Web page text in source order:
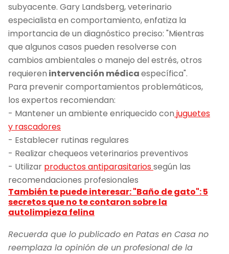
subyacente. Gary Landsberg, veterinario
especialista en comportamiento, enfatiza la
importancia de un diagnóstico preciso: "Mientras
que algunos casos pueden resolverse con
cambios ambientales o manejo del estrés, otros
requieren intervención médicaespecífica".
Para prevenir comportamientos problemáticos,
los expertos recomiendan:
- Mantener un ambiente enriquecido con juguetes
y rascadores
- Establecer rutinas regulares
- Realizar chequeos veterinarios preventivos
- Utilizar productos antiparasitariossegún las
recomendaciones profesionales
También te puede interesar: "Baño de gato": 5
secretos que no te contaron sobre la
autolimpieza felina
Recuerda que lo publicado en Patas en Casa no
reemplaza la opinión de un profesional de la